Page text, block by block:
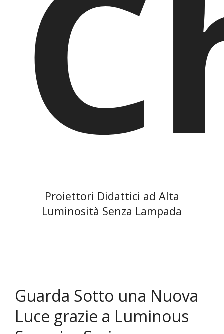
Proiettori Didattici ad Alta
Luminosità Senza Lampada
Guarda Sotto una Nuova
Luce grazie a Luminous